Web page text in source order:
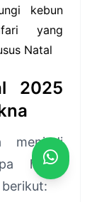
kebun
yang
Natal
2025
menjadi
harus